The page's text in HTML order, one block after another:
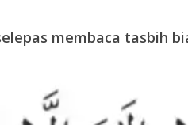
membaca tasbih